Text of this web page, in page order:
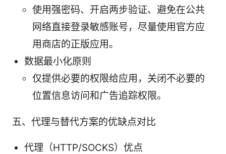
使用强密码、开启两步验证、避免在公共
网络直接登录敏感账号，尽量使用官方应
用商店的正版应用。
数据最小化原则
仅提供必要的权限给应用，关闭不必要的
位置信息访问和广告追踪权限。
五、代理与替代方案的优缺点对比
代理（HTTP/SOCKS）优点